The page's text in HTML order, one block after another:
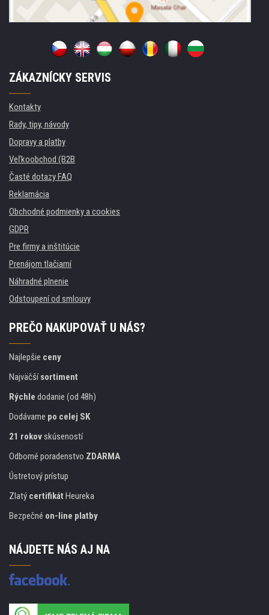
ZÁKAZNÍCKY SERVIS
Kontakty
Rady, tipy, návody
Dopravy a platby
Veľkoobchod (B2B
Časté dotazy FAQ
Reklamácia
Obchodné podmienky a cookies
GDPR
Pre firmy a inštitúcie
Prenájom tlačiarní
Náhradné plnenie
Odstoupení od smlouvy
PREČO NAKUPOVAŤ U NÁS?
Najlepšie ceny
Najväčšísortiment
Rýchle dodanie (od 48h)
Dodávame po celej SK
21 rokovskúseností
Odborné poradenstvo ZDARMA
Ústretový prístup
Zlatý certifikát Heureka
Bezpečné on-line platby
NÁJDETE NÁS AJ NA